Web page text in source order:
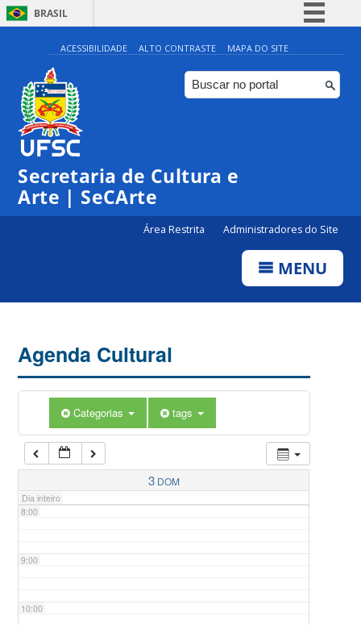
BRASIL
Simplifique!
Comunica BR
Participe
ACESSIBILIDADE ALTO CONTRASTE MAPA DO SITE
Secretaria de Cultura e
Arte | SeCArte
Área Restrita Administradores do Site
MENU
Agenda Cultural
Categorias tags
3 DOM
Dia inteiro
0:00
1:00
5:00
7:00
8:00
9:00
10:00